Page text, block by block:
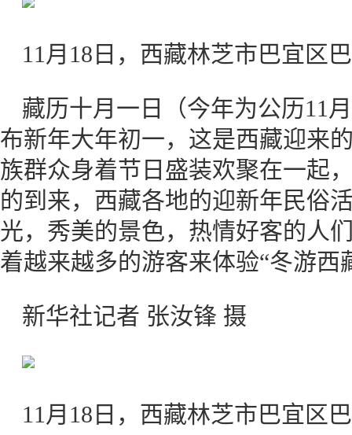
11月18日，西藏林芝市巴宜区
藏历十月一日（今年为公历11
布新年大年初一，这是西藏迎来
族群众身着节日盛装欢聚在一起
的到来，西藏各地的迎新年民俗
光，秀美的景色，热情好客的人
着越来越多的游客来体验“冬游西
新华社记者 张汝锋 摄
11月18日，西藏林芝市巴宜区